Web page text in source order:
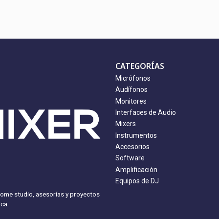
studio, asesorías y proyectos
CATEGORÍAS
Micrófonos
Audífonos
Monitores
Interfaces de Audio
Mixers
Instrumentos
Accesorios
Software
Amplificación
Equipos de DJ